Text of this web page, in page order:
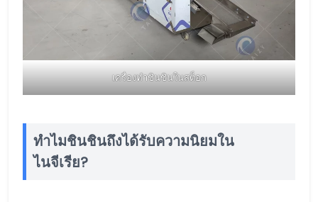
เครื่องทำชินชินในสต็อก
ทำไมชินชินถึงได้รับความนิยมใน
ไนจีเรีย?